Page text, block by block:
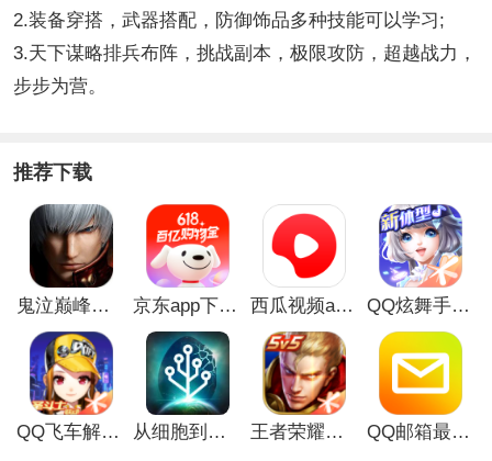
2.装备穿搭，武器搭配，防御饰品多种技能可以学习;
3.天下谋略排兵布阵，挑战副本，极限攻防，超越战力，
步步为营。
推荐下载
鬼泣巅峰之战最新破解版 京东app下载安装 西瓜视频app安卓版 QQ炫舞手游破解版
QQ飞车解锁版无限钻石最新版 从细胞到奇点手游 王者荣耀无限点券解锁版 QQ邮箱最新版